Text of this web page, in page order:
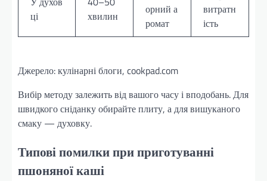
ці
хвилин
орний а
ромат
витратн
ість
Джерело: кулінарні блоги, cookpad.com
Вибір методу залежить від вашого часу і вподобань. Для
швидкого сніданку обирайте плиту, а для вишуканого
смаку — духовку.
Типові помилки при приготуванні
пшоняної каші